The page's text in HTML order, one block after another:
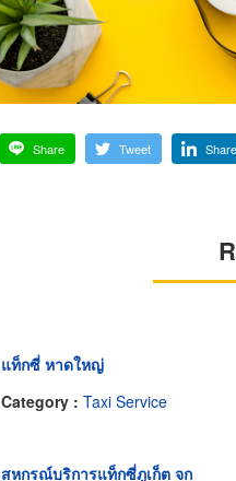
Share Tweet Share
แท็กซี่ หาดใหญ่
Category : Taxi Service
สหกรณ์บริการแท็กซี่ภูเก็ต จก